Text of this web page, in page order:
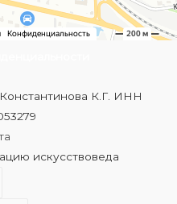
К.Г. ИНН
искусствоведа